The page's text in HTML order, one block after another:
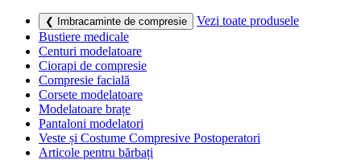
❮ Imbracaminte de compresie
Vezi toate produsele
Bustiere medicale
Centuri modelatoare
Ciorapi de compresie
Compresie facială
Corsete modelatoare
Modelatoare brațe
Pantaloni modelatori
Veste și Costume Compresive Postoperatori
Articole pentru bărbați